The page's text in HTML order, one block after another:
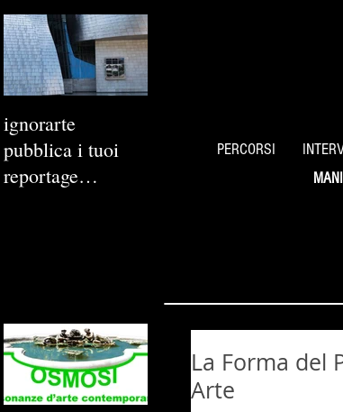
ignorarte
pubblica i tuoi
reportage
PERCORSI
La Forma del
Arte